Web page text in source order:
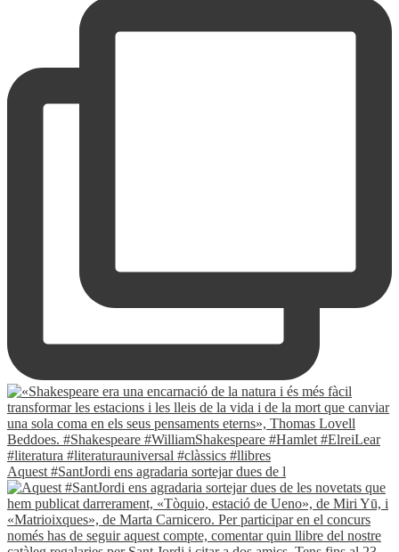
Aquest #SantJordi ens agradaria sortejar dues de l